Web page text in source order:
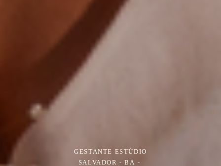
GESTANTE ESTÚDIO
SALVADOR - BA